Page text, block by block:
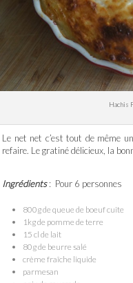
Hachis
Le net net c’est tout de même
refaire. Le gratiné délicieux, la
Ingrédients: Pour 6 personnes
800g de queue de boeuf cuite
1kg de pomme de terre
15 cl de lait
80g de beurre salé
crème fraîche liquide
parmesan